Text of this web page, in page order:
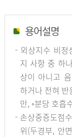
용어설명
- 외상지수 비
지 사항 중 하
상이 아니고
하거나 전혀
만, ◦분당 호흡
- 손상중증도점
위(두경부, 안